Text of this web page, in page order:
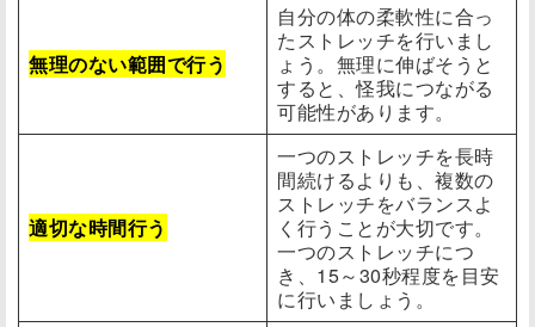
無理のない範囲で行う
自分の体の柔軟性に合っ
たストレッチを行いまし
ょう。無理に伸ばそうと
すると、怪我につながる
可能性があります。
適切な時間行う
一つのストレッチを長時
間続けるよりも、複数の
ストレッチをバランスよ
く行うことが大切です。
一つのストレッチにつ
き、15～30秒程度を目安
に行いましょう。